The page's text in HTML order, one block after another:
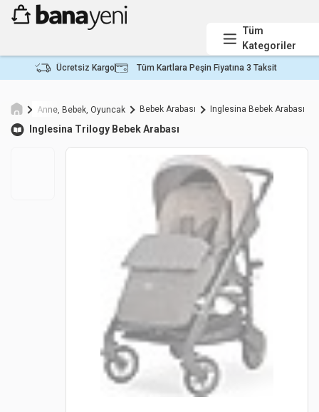
Tüm
Kategoriler
Ücretsiz Kargo Tüm Kartlara Peşin Fiyatına 3 Taksit
Anne, Bebek, Oyuncak Bebek Arabası Inglesina Bebek Arabası
Inglesina Trilogy Bebek Arabası